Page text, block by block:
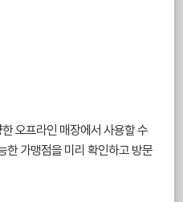
오프라인 매장에서 사용할 수
한 가맹점을 미리 확인하고 방문